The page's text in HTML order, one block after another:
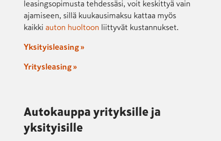
leasingsopimusta tehdessäsi, voit keskittyä vain
ajamiseen, sillä kuukausimaksu kattaa myös
kaikki auton huoltoon liittyvät kustannukset.
Yksityisleasing »
Yritysleasing »
Autokauppa yrityksille ja
yksityisille